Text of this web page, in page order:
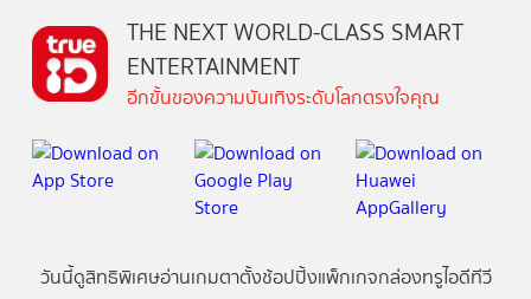
THE NEXT WORLD-CLASS SMART
ENTERTAINMENT
อีกขั้นของความบันเทิงระดับโลกตรงใจคุณ
วันนี้ดูสิทธิพิเศษอ่านเกมตาตั้งช้อปปิ้งแพ็กเกจกล่องทรูไอดีทีวี